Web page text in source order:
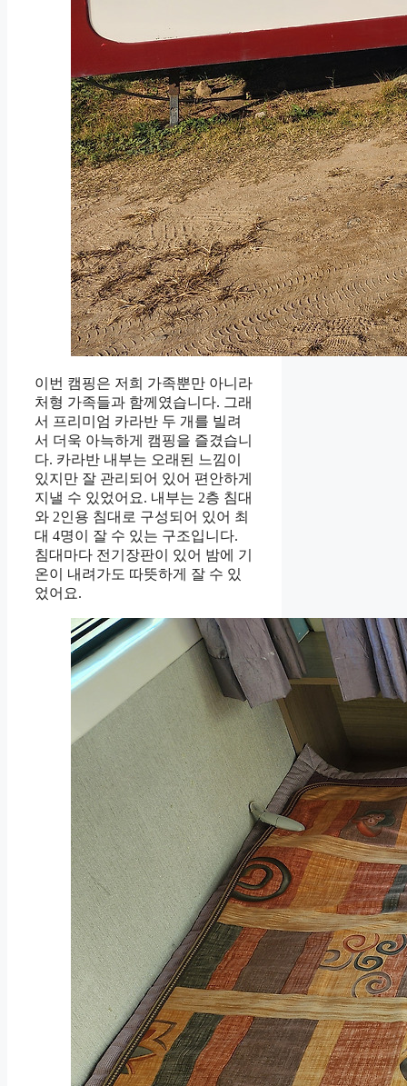
이번 캠핑은 저희 가족뿐만 아니라
처형 가족들과 함께였습니다. 그래
서 프리미엄 카라반 두 개를 빌려
서 더욱 아늑하게 캠핑을 즐겼습니
다. 카라반 내부는 오래된 느낌이
있지만 잘 관리되어 있어 편안하게
지낼 수 있었어요. 내부는 2층 침대
와 2인용 침대로 구성되어 있어 최
대 4명이 잘 수 있는 구조입니다.
침대마다 전기장판이 있어 밤에 기
온이 내려가도 따뜻하게 잘 수 있
었어요.